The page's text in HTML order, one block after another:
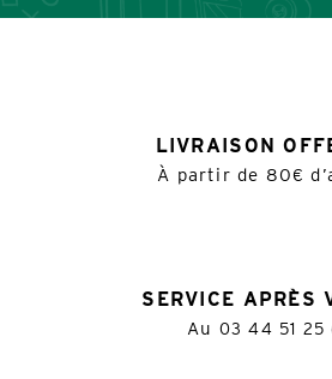
LIVRAISON
À partir de 80€
SERVICE APRÈS
Au 03 44 51 25